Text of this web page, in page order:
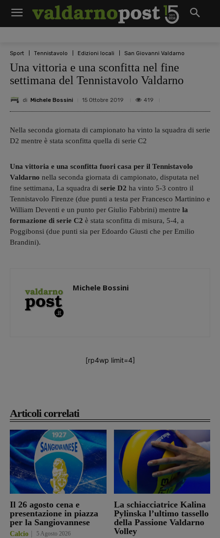
Sport Tennistavolo Edizioni locali San Giovanni Valdarno
Una vittoria e una sconfitta nel fine
settimana del Tennistavolo Valdarno
di Michele Bossini 15 Ottobre 2019 419
Articoli correlati
Il 26 agosto cena e
presentazione in piazza
per la Sangiovannese
Calcio 5 Agosto 2026
La schiacciatrice Kalina
Pylinska l’ultimo tassello
della Passione Valdarno
Volley
Nella seconda giornata di campionato ha vinto la squadra di serie
D2 mentre è stata sconfitta quella di serie C2
Una vittoria e una sconfitta fuori casa per il Tennistavolo
Valdarno nella seconda giornata di campionato, disputata nel
fine settimana, La squadra di serie D2 ha vinto 5-3 contro il
Tennistavolo Firenze (due punti a testa per Francesco Martinino e
William Deventi e un punto per Giulio Fabbrini) mentre la
formazione di serie C2 è stata sconfitta di misura, 5-4, a
Poggibonsi (due punti sia per Edoardo Giusti che per Emilio
Brandini).
Michele Bossini
[rp4wp limit=4]